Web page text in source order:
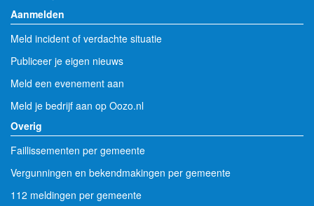
Aanmelden
Meld incident of verdachte situatie
Publiceer je eigen nieuws
Meld een evenement aan
Meld je bedrijf aan op Oozo.nl
Overig
Faillissementen per gemeente
Vergunningen en bekendmakingen per gemeente
112 meldingen per gemeente